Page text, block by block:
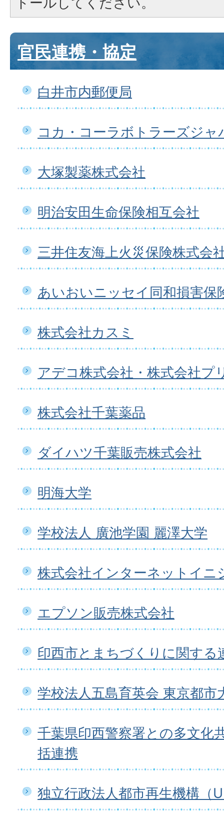
官民連携・協定
白井市内郵便局
コカ・コーラボトラーズジャ
大塚製薬株式会社
明治安田生命保険相互会社
三井住友海上火災保険株式会
あいおいニッセイ同和損害保
株式会社カスミ
アデコ株式会社・株式会社プ
株式会社千葉薬品
ダイハツ千葉販売株式会社
明海大学
学校法人 廣池学園 麗澤大学
株式会社インターネットイニ
エプソン販売株式会社
印西市とまちづくりに関する
学校法人五島育英会 東京都市
千葉県印西警察署との多文化
括連携
独立行政法人都市再生機構（